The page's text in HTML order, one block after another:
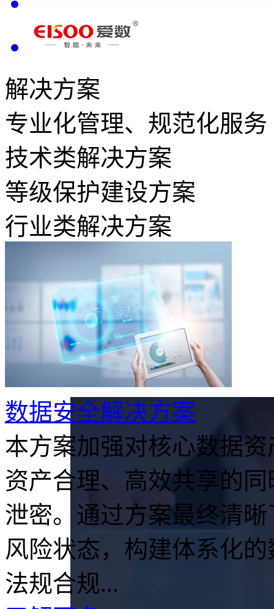
解决方案
专业化管理、规范化服务
技术类解决方案
等级保护建设方案
行业类解决方案
数据安全解决方案
本方案加强对核心数据
资产合理、高效共享的
泄密。通过方案最终清
风险状态，构建体系化
法规合规...